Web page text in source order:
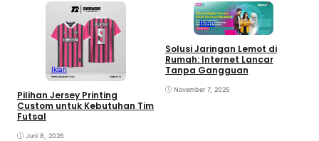
Iklan
Pilihan Jersey Printing
Custom untuk Kebutuhan Tim
Futsal
Juni 8, 2026
Iklan
Solusi Jaringan Lemot di
Rumah: Internet Lancar
Tanpa Gangguan
November 7, 2025